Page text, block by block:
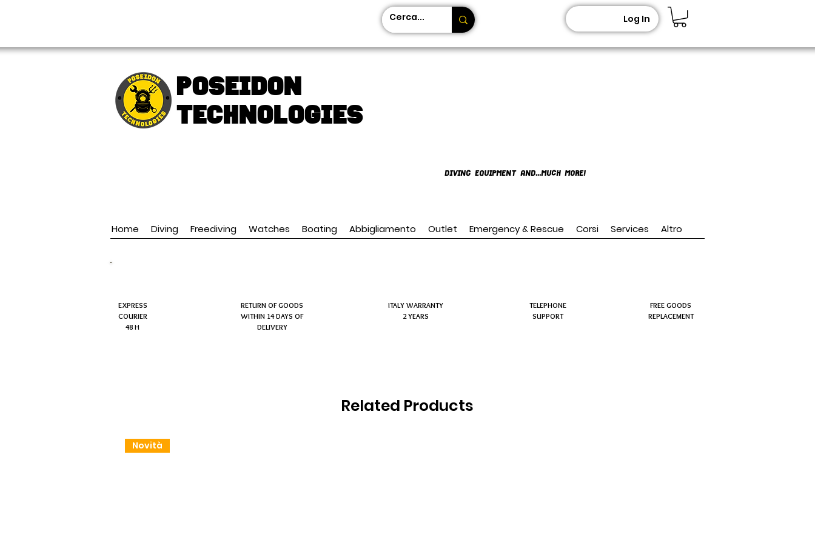
Log In
Poseidon
TECHNOLOGIES
DIVING EQUIPMENT AND...MUCH MORE!
Home Diving Freediving Watches Boating Abbigliamento Outlet Emergency & Rescue Corsi Services Altro
EXPRESS
COURIER
48 H
RETURN OF GOODS
WITHIN 14 DAYS OF
DELIVERY
ITALY WARRANTY
2 YEARS
TELEPHONE
SUPPORT
FREE GOODS
REPLACEMENT
Related Products
Novità